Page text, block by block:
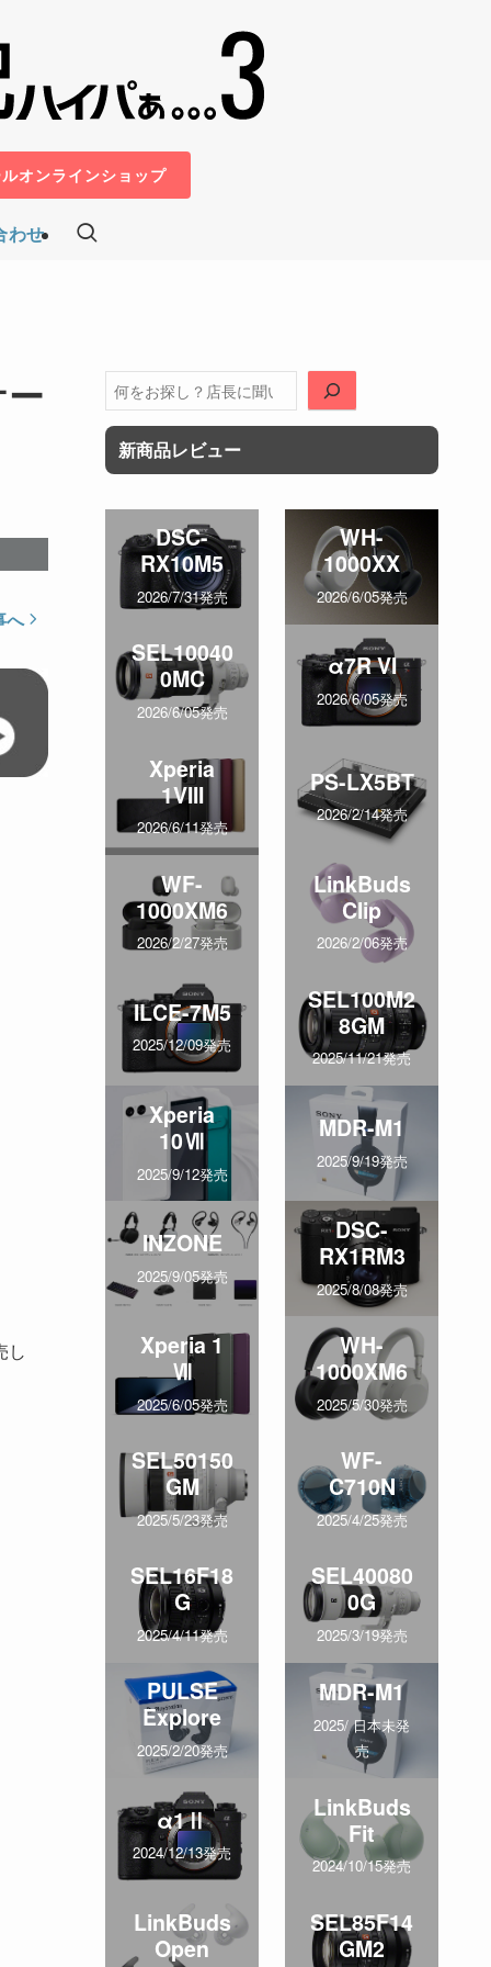
わせ
オンラインショップ
へ
し
検
索
新商品レビュー
DSC-
RX10M5
2026/7/31発売
WH-
1000XX
2026/6/05発売
SEL10040
0MC
2026/6/05発売
α7R VI
2026/6/05発売
Xperia
1VIII
2026/6/11発売
PS-LX5BT
2026/2/14発売
WF-
1000XM6
2026/2/27発売
LinkBuds
Clip
2026/2/06発売
ILCE-7M5
2025/12/09発売
SEL100M2
8GM
2025/11/21発売
Xperia
10Ⅶ
2025/9/12発売
MDR-M1
2025/9/19発売
INZONE
2025/9/05発売
DSC-
RX1RM3
2025/8/08発売
Xperia 1
Ⅶ
2025/6/05発売
WH-
1000XM6
2025/5/30発売
SEL50150
GM
2025/5/23発売
WF-
C710N
2025/4/25発売
SEL16F18
G
2025/4/11発売
SEL40080
0G
2025/3/19発売
PULSE
Explore
2025/2/20発売
MDR-M1
2025/ 日本未発
売
α1Ⅱ
2024/12/13発売
LinkBuds
Fit
2024/10/15発売
LinkBuds
Open
SEL85F14
GM2